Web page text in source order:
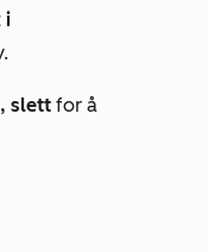
i
slett for å